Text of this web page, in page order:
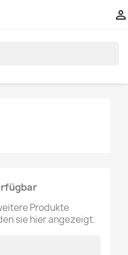

Produkte
sie hier angezeigt.